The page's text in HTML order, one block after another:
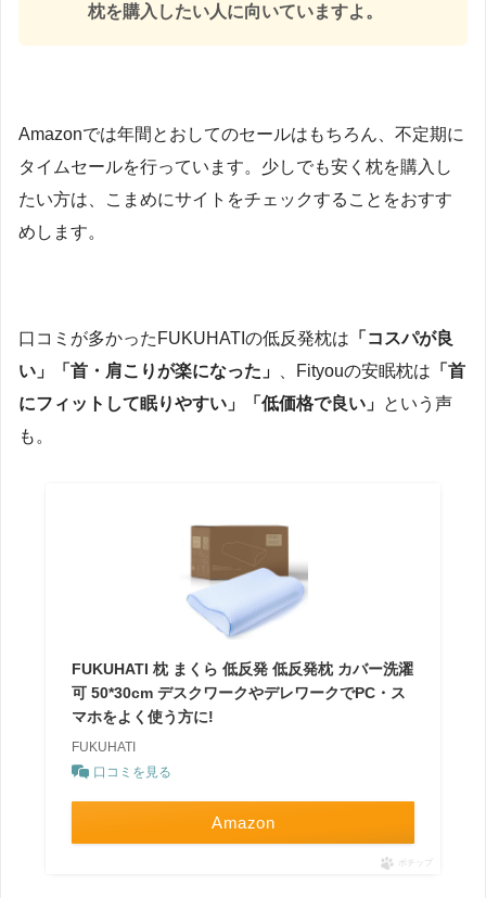
枕を購入したい人に向いていますよ。
Amazonでは年間とおしてのセールはもちろん、不定期に
タイムセールを行っています。少しでも安く枕を購入し
たい方は、こまめにサイトをチェックすることをおすす
めします。
口コミが多かったFUKUHATIの低反発枕は 「コスパが良
い」「首・肩こりが楽になった」
、Fityouの安眠枕は 「首
にフィットして眠りやすい」「低価格で良い」
という声
も。
FUKUHATI 枕 まくら 低反発 低反発枕 カバー洗濯
可 50*30cm デスクワークやデレワークでPC・ス
マホをよく使う方に!
FUKUHATI
口コミを見る
Amazon
ポチップ